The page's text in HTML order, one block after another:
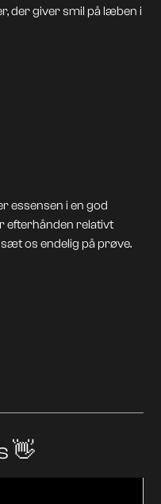
der giver smil på læben i
essensen i en god
efterhånden relativt
os endelig på prøve.
👋